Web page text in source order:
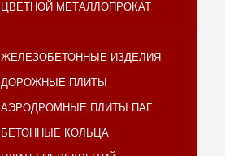
ЦВЕТНОЙ МЕТАЛЛОПРОКАТ
ЖЕЛЕЗОБЕТОННЫЕ ИЗДЕЛИЯ
ДОРОЖНЫЕ ПЛИТЫ
АЭРОДРОМНЫЕ ПЛИТЫ ПАГ
БЕТОННЫЕ КОЛЬЦА